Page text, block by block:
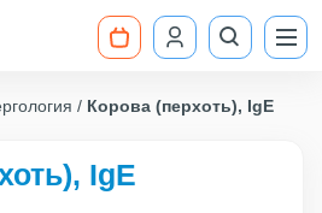
Корова (перхоть), IgE
IgE